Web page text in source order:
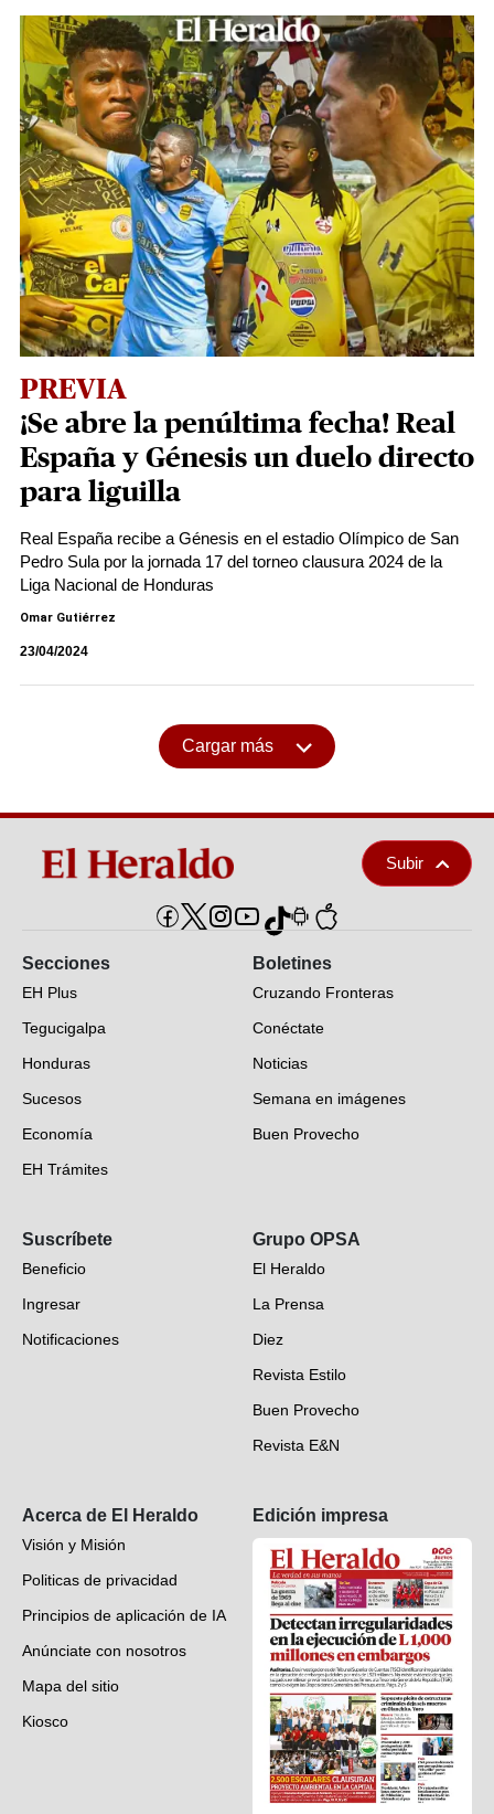
PREVIA
¡Se abre la penúltima fecha! Real
España y Génesis un duelo directo
para liguilla
Real España recibe a Génesis en el estadio Olímpico de San
Pedro Sula por la jornada 17 del torneo clausura 2024 de la
Liga Nacional de Honduras
Omar Gutiérrez
23/04/2024
Cargar más
Subir
Secciones
EH Plus
Tegucigalpa
Honduras
Sucesos
Economía
EH Trámites
EH Verifica
Fotogalerías
Deportes
Videos
Boletines
Cruzando Fronteras
Conéctate
Noticias
Semana en imágenes
Buen Provecho
Suscríbete
Beneficio
Ingresar
Notificaciones
Grupo OPSA
El Heraldo
La Prensa
Diez
Revista Estilo
Buen Provecho
Revista E&N
Acerca de El Heraldo
Visión y Misión
Politicas de privacidad
Principios de aplicación de IA
Anúnciate con nosotros
Mapa del sitio
Kiosco
Edición impresa